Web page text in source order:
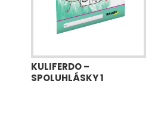
KULIFERDO –
SPOLUHLÁSKY 1